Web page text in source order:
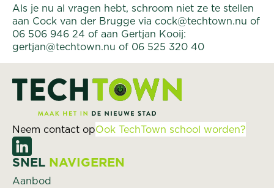
Als je nu al vragen hebt, schroom niet ze te stellen
aan Cock van der Brugge via cock@techtown.nu of
06 506 946 24 of aan Gertjan Kooij:
gertjan@techtown.nu of 06 525 320 40
Neem contact opOok TechTown school worden?
SNEL NAVIGEREN
Aanbod